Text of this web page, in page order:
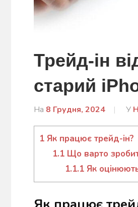
Трейд-ін
старий
На 8 Грудня, 2024
Від
У
1 Як працює трейд-ін?
1.1Що варто
1.1.1 Як